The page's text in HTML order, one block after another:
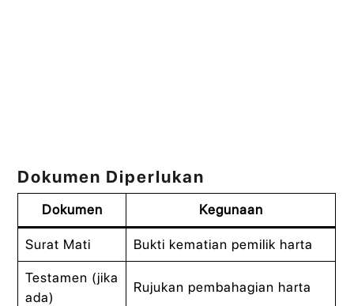
Dokumen Diperlukan
Dokumen Kegunaan
Surat Mati Bukti kematian pemilik harta
Testamen (jika
ada)
Rujukan pembahagian harta